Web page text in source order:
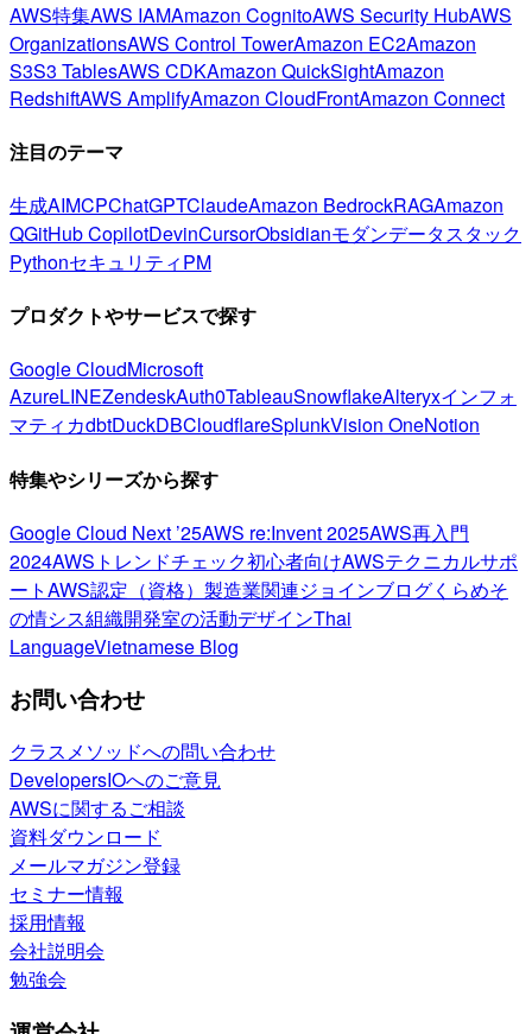
AWS特集AWS IAMAmazon CognitoAWS Security HubAWS
OrganizationsAWS Control TowerAmazon EC2Amazon
S3S3 TablesAWS CDKAmazon QuickSightAmazon
RedshiftAWS AmplifyAmazon CloudFrontAmazon Connect
注目のテーマ
生成AIMCPChatGPTClaudeAmazon BedrockRAGAmazon
QGitHub CopilotDevinCursorObsidianモダンデータスタック
PythonセキュリティPM
プロダクトやサービスで探す
Google CloudMicrosoft
AzureLINEZendeskAuth0TableauSnowflakeAlteryxインフォ
マティカdbtDuckDBCloudflareSplunkVision OneNotion
特集やシリーズから探す
Google Cloud Next ’25AWS re:Invent 2025AWS再入門
2024AWSトレンドチェック初心者向けAWSテクニカルサポ
ートAWS認定（資格） 製造業関連ジョインブログくらめそ
の情シス組織開発室の活動デザインThai
LanguageVietnamese Blog
お問い合わせ
クラスメソッドへの問い合わせ
DevelopersIOへのご意見
AWSに関するご相談
資料ダウンロード
メールマガジン登録
セミナー情報
採用情報
会社説明会
勉強会